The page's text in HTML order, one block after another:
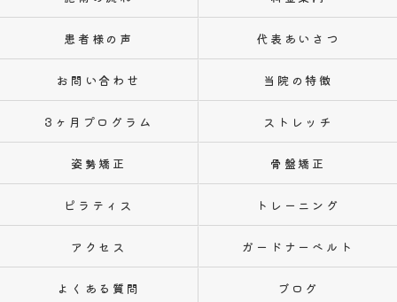
患者様の声 代表あいさつ
お問い合わせ 当院の特徴
3ヶ月プログラム ストレッチ
姿勢矯正 骨盤矯正
ピラティス トレーニング
アクセス ガードナーベルト
よくある質問 ブログ